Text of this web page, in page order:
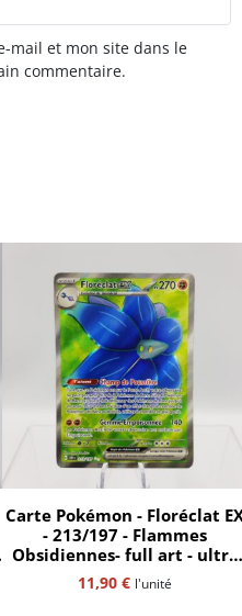
mail et mon site dans le
commentaire.
Carte Pokémon - Floréclat
- 213/197 - Flammes
Obsidiennes- full art - ultra
rare - fr
11,90 € l'unité